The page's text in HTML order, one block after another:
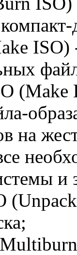
ISO)
(Make
на
и